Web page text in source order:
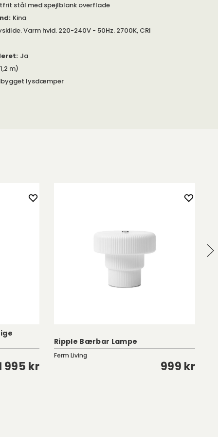
stål med spejlblank overflade
: Kina
Varm hvid. 220-240V - 50Hz. 2700K, CRI
: Ja
m)
lysdæmper
995 kr
Ripple Bærbar Lampe
Ferm Living
999 kr